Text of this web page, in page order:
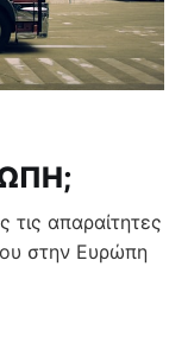
απαραίτητες
στην Ευρώπη